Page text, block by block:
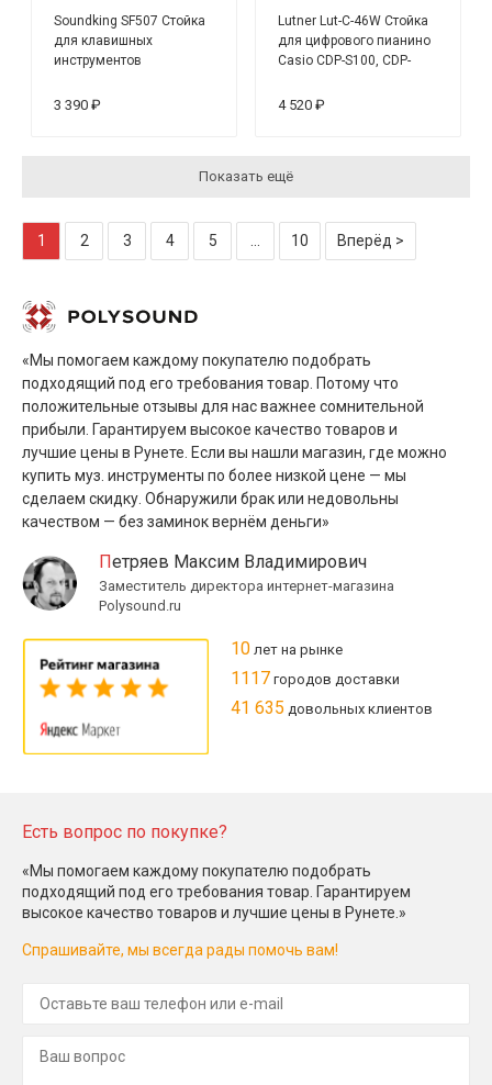
Soundking SF507 Стойка
для клавишных
инструментов
3 390 ₽
Lutner Lut-C-46W Стойка
для цифрового пианино
Casio CDP-S100, CDP-
4 520 ₽
Показать ещё
1 2 3 4 5 10 Вперёд >
«Мы помогаем каждому покупателю подобрать
подходящий под его требования товар. Потому что
положительные отзывы для нас важнее сомнительной
прибыли. Гарантируем высокое качество товаров и
лучшие цены в Рунете. Если вы нашли магазин, где можно
купить муз. инструменты по более низкой цене — мы
сделаем скидку. Обнаружили брак или недовольны
качеством — без заминок вернём деньги»
Петряев Максим Владимирович
Заместитель директора интернет-магазина
Polysound.ru
10 лет на рынке
1117 городов доставки
41 635 довольных клиентов
Есть вопрос по покупке?
«Мы помогаем каждому покупателю подобрать
подходящий под его требования товар. Гарантируем
высокое качество товаров и лучшие цены в Рунете.»
Спрашивайте, мы всегда рады помочь вам!